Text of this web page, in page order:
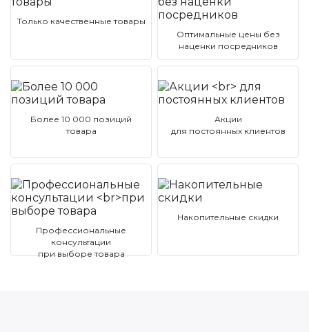
Только качественные товары
Оптимальные цены без
наценки посредников
Более 10 000 позиций
товара
Акции
для постоянных клиентов
Профессиональные
консультации
при выборе товара
Накопительные скидки